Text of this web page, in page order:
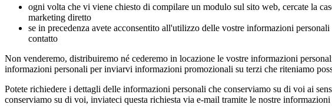
ogni volta che vi viene chiesto di compilare un modulo sul sito web, cercate la
marketing diretto
se in precedenza avete acconsentito all'utilizzo delle vostre informazioni
contatto
Non venderemo, distribuiremo né cederemo in locazione le vostre informazioni
informazioni personali per inviarvi informazioni promozionali su terzi che riteniamo
Potete richiedere i dettagli delle informazioni personali che conserviamo su di voi ai
conserviamo su di voi, inviateci questa richiesta via e-mail tramite le nostre